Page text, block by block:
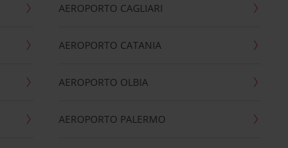
AEROPORTO CAGLIARI
AEROPORTO CATANIA
AEROPORTO OLBIA
AEROPORTO PALERMO